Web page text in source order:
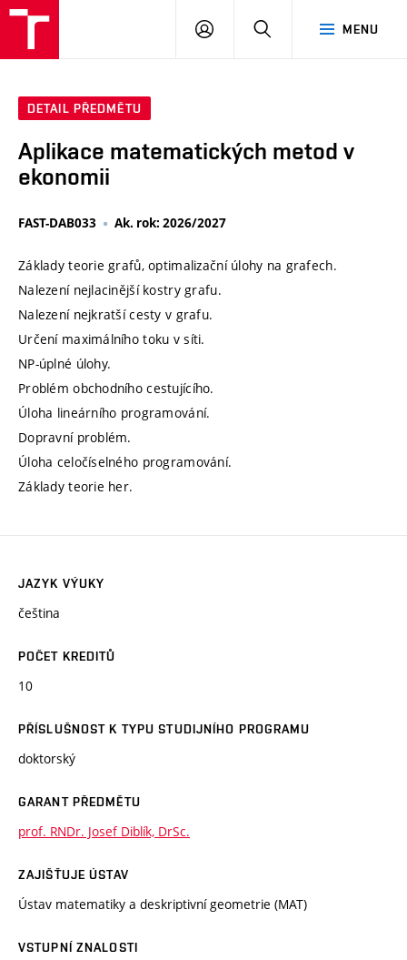
MENU
PŘIHLÁSIT
DETAIL PŘEDMĚTU
Aplikace matematických metod v
ekonomii
FAST-DAB033 Ak. rok: 2026/2027
Základy teorie grafů, optimalizační úlohy na grafech.
Nalezení nejlacinější kostry grafu.
Nalezení nejkratší cesty v grafu.
Určení maximálního toku v síti.
NP-úplné úlohy.
Problém obchodního cestujícího.
Úloha lineárního programování.
Dopravní problém.
Úloha celočíselného programování.
Základy teorie her.
JAZYK VÝUKY
čeština
POČET KREDITŮ
10
PŘÍSLUŠNOST K TYPU STUDIJNÍHO PROGRAMU
doktorský
GARANT PŘEDMĚTU
prof. RNDr. Josef Diblík, DrSc.
ZAJIŠŤUJE ÚSTAV
Ústav matematiky a deskriptivní geometrie (MAT)
VSTUPNÍ ZNALOSTI